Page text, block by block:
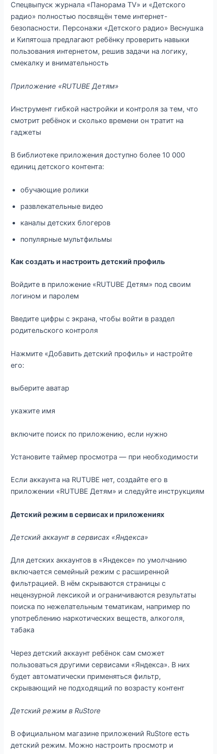
Спецвыпуск журнала «Панорама TV» и «Детского
радио» полностью посвящён теме интернет-
безопасности. Персонажи «Детского радио» Веснушка
и Кипятоша предлагают ребёнку проверить навыки
пользования интернетом, решив задачи на логику,
смекалку и внимательность
Приложение «RUTUBE Детям»
Инструмент гибкой настройки и контроля за тем, что
смотрит ребёнок и сколько времени он тратит на
гаджеты
В библиотеке приложения доступно более 10 000
единиц детского контента:
обучающие ролики
развлекательные видео
каналы детских блогеров
популярные мультфильмы
Как создать и настроить детский профиль
Войдите в приложение «RUTUBE Детям» под своим
логином и паролем
Введите цифры с экрана, чтобы войти в раздел
родительского контроля
Нажмите «Добавить детский профиль» и настройте
его:
выберите аватар
укажите имя
включите поиск по приложению, если нужно
Установите таймер просмотра — при необходимости
Если аккаунта на RUTUBE нет, создайте его в
приложении «RUTUBE Детям» и следуйте инструкциям
Детский режим в сервисах и приложениях
Детский аккаунт в сервисах «Яндекса»
Для детских аккаунтов в «Яндексе» по умолчанию
включается семейный режим с расширенной
фильтрацией. В нём скрываются страницы с
нецензурной лексикой и ограничиваются результаты
поиска по нежелательным тематикам, например по
употреблению наркотических веществ, алкоголя,
табака
Через детский аккаунт ребёнок сам сможет
пользоваться другими сервисами «Яндекса». В них
будет автоматически применяться фильтр,
скрывающий не подходящий по возрасту контент
Детский режим в RuStore
В официальном магазине приложений RuStore есть
детский режим. Можно настроить просмотр и